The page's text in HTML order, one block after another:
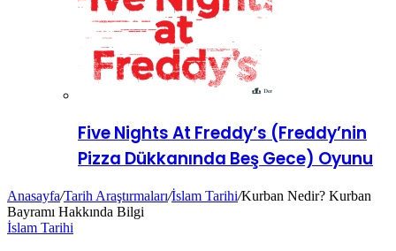
Five Nights At Freddy’s (Freddy’nin
Pizza Dükkanında Beş Gece) Oyunu
Anasayfa/Tarih Araştırmaları/İslam Tarihi/Kurban Nedir? Kurban
Bayramı Hakkında Bilgi
İslam Tarihi